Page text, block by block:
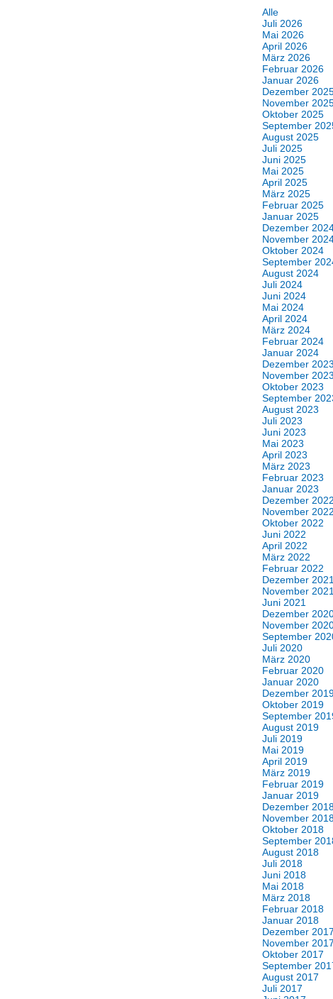
Alle
Juli 2026
Mai 2026
April 2026
März 2026
Februar 2026
Januar 2026
Dezember
November
Oktober 2025
September
August 2025
Juli 2025
Juni 2025
Mai 2025
April 2025
März 2025
Februar 2025
Januar 2025
Dezember
November
Oktober 2024
September
August 2024
Juli 2024
Juni 2024
Mai 2024
April 2024
März 2024
Februar 2024
Januar 2024
Dezember 2023
November 2023
Oktober 2023
September
August 2023
Juli 2023
Juni 2023
Mai 2023
April 2023
März 2023
Februar 2023
Januar 2023
Dezember 2022
November 2022
Oktober 2022
Juni 2022
April 2022
März 2022
Februar 2022
Dezember 2021
November 2021
Juni 2021
Dezember
November
September
Juli 2020
März 2020
Februar 2020
Januar 2020
Dezember
Oktober 2019
September
August 2019
Juli 2019
Mai 2019
April 2019
März 2019
Februar 2019
Januar 2019
Dezember
November
Oktober 2018
September
August 2018
Juli 2018
Juni 2018
Mai 2018
März 2018
Februar 2018
Januar 2018
Dezember 2017
November 2017
Oktober 2017
September
August 2017
Juli 2017